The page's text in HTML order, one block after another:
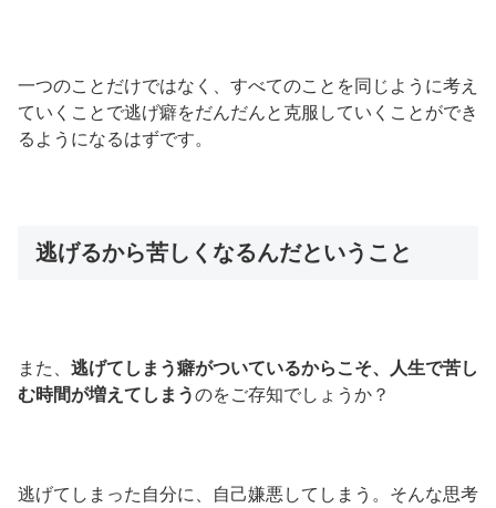
一つのことだけではなく、すべてのことを同じように考え
ていくことで逃げ癖をだんだんと克服していくことができ
るようになるはずです。
逃げるから苦しくなるんだということ
また、 逃げてしまう癖がついているからこそ、人生で苦し
む時間が増えてしまうのをご存知でしょうか？
逃げてしまった自分に、自己嫌悪してしまう。そんな思考